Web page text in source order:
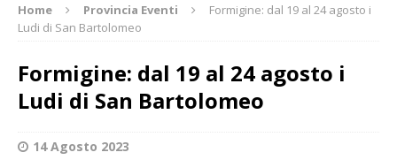
Home Provincia Eventi
Formigine: dal 19 al 24 agosto i
Ludi di San Bartolomeo
Formigine: dal 19 al 24 agosto i
Ludi di San Bartolomeo
14 Agosto 2023